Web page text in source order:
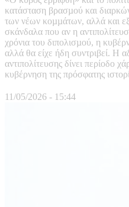
κατάσταση βρασµού και
των νέων κοµµάτων, αλλά και
σκάνδαλα που αν η
χρόνια του διπολισµού, η
αλλά θα είχε ήδη συντριβεί. Η
αντιπολίτευσης δίνει περίοδο
κυβέρνηση της πρόσφατης
11/05/2026 - 15:44